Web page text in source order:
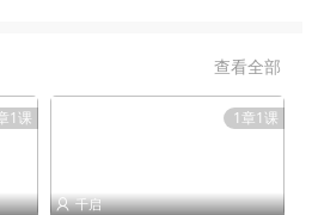
查看全部
1课 1章1课
 千启